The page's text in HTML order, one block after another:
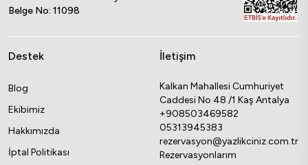
Belge No: 11098
Destek
Blog
Ekibimiz
Hakkımızda
İptal Politikası
İletişim
Kalkan Mahallesi Cumhuriyet
Caddesi No 48 /1 Kaş Antalya
+908503469582
05313945383
rezervasyon@yazlikciniz.com.tr
Rezervasyonlarım